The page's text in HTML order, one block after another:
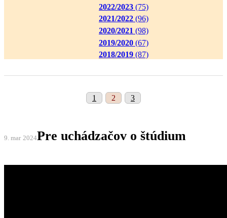
2022/2023 (75)
2021/2022 (96)
2020/2021 (98)
2019/2020 (67)
2018/2019 (87)
1 2 3
9. mar 2024Pre uchádzačov o štúdium